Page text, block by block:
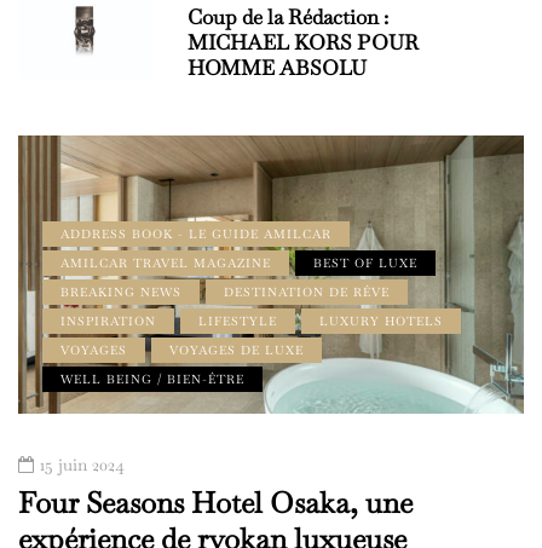
Coup de la Rédaction :
MICHAEL KORS POUR
HOMME ABSOLU
ADDRESS BOOK - LE GUIDE AMILCAR
AMILCAR TRAVEL MAGAZINE
BEST OF LUXE
BREAKING NEWS
DESTINATION DE RÊVE
INSPIRATION
LIFESTYLE
LUXURY HOTELS
VOYAGES
VOYAGES DE LUXE
WELL BEING / BIEN-ÊTRE
15 juin 2024
Four Seasons Hotel Osaka, une
expérience de ryokan luxueuse